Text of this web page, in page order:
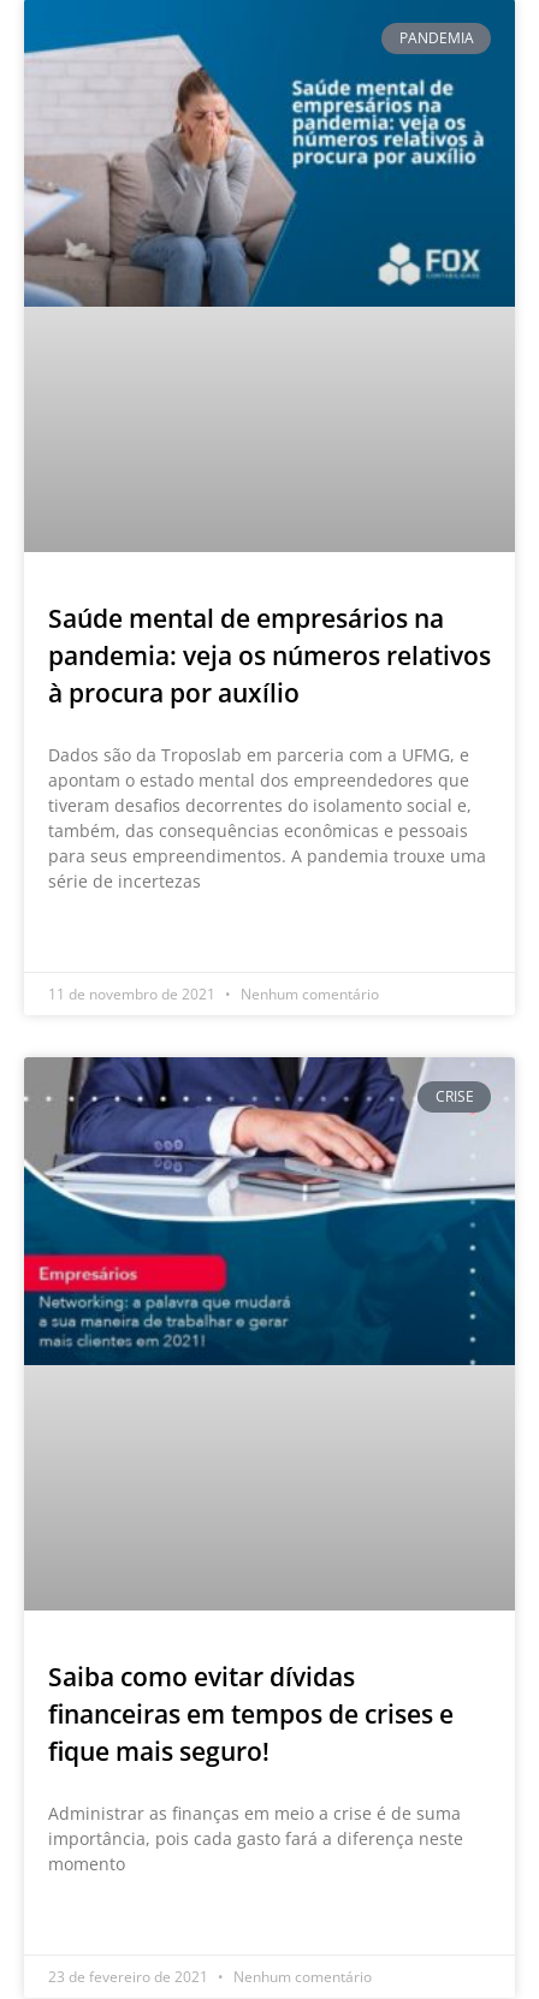
PANDEMIA
Saúde mental de empresários na
pandemia: veja os números relativos
à procura por auxílio
Dados são da Troposlab em parceria com a UFMG, e
apontam o estado mental dos empreendedores que
tiveram desafios decorrentes do isolamento social e,
também, das consequências econômicas e pessoais
para seus empreendimentos. A pandemia trouxe uma
série de incertezas
11 de novembro de 2021 Nenhum comentário
CRISE
Saiba como evitar dívidas
financeiras em tempos de crises e
fique mais seguro!
Administrar as finanças em meio a crise é de suma
importância, pois cada gasto fará a diferença neste
momento
23 de fevereiro de 2021 Nenhum comentário